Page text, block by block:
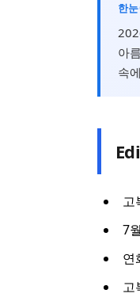
한
아
속
고
7
연
고